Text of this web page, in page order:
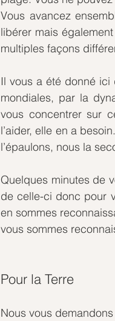
Vous avancez
libérer mais
multiples façons
Il vous a été donné ici
mondiales, par la
vous concentrer sur
l’aider, elle en a
l’épaulons, nous la
Quelques minutes de
de celle-ci donc pour
en sommes
vous sommes
Pour la Terre
Nous vous